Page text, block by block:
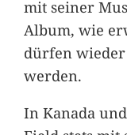
mit seiner
Album, wie
dürfen
werden.
In Kanada